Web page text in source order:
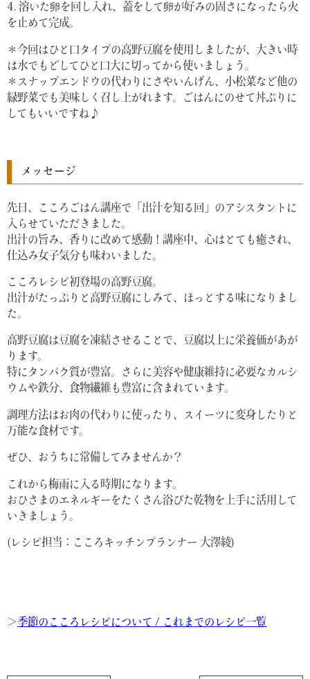
4. 溶いた卵を回し入れ、蓋をして卵が好みの固さになったら火
を止めて完成。
＊今回はひと口タイプの高野豆腐を使用しましたが、大きい時
は水でもどしてひと口大に切ってから使いましょう。
＊スナップエンドウの代わりにさやいんげん、小松菜など他の
緑野菜でも美味しく召し上がれます。ごはんにのせて丼ぶりに
してもいいですね♪
メッセージ
先日、こころごはん講座で「出汁を知る回」のアシスタントに
入らせていただきました。
出汁の旨み、香りに改めて感動！講座中、心はとても癒され、
仕込み女子気分も味わいました。
こころレシピ初登場の高野豆腐。
出汁がたっぷりと高野豆腐にしみて、ほっとする味になりまし
た。
高野豆腐は豆腐を凍結させることで、豆腐以上に栄養価があが
ります。
特にタンパク質が豊富。さらに美容や健康維持に必要なカルシ
ウムや鉄分、食物繊維も豊富に含まれています。
調理方法はお肉の代わりに使ったり、スイーツに変身したりと
万能な食材です。
ぜひ、おうちに常備してみませんか？
これから梅雨に入る時期になります。
おひさまのエネルギーをたくさん浴びた乾物を上手に活用して
いきましょう。
(レシピ担当：こころキッチンプランナー 大澤綾)
＞季節のこころレシピについて / これまでのレシピ一覧